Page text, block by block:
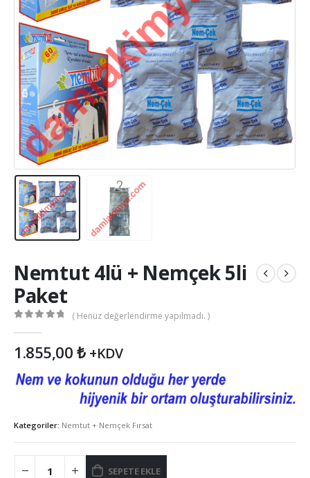
Nemtut 4lü + Nemçek 5li
Paket
( Henüz değerlendirme yapılmadı. )
1.855,00₺ +KDV
Kategoriler: Nemtut + Nemçek Fırsat
SEPETE EKLE